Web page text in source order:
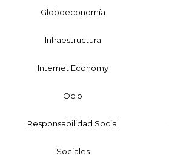
Globoeconomía
Infraestructura
Internet Economy
Ocio
Responsabilidad Social
Sociales